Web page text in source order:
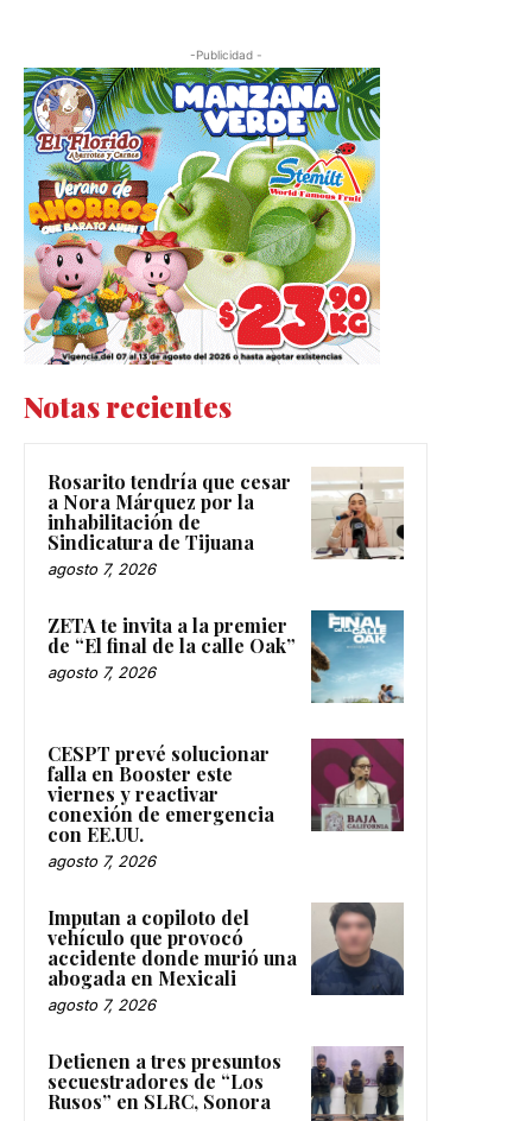
-Publicidad -
Notas recientes
Rosarito tendría que cesar
a Nora Márquez por la
inhabilitación de
Sindicatura de Tijuana
agosto 7, 2026
ZETA te invita a la premier
de “El final de la calle Oak”
agosto 7, 2026
CESPT prevé solucionar
falla en Booster este
viernes y reactivar
conexión de emergencia
con EE.UU.
agosto 7, 2026
Imputan a copiloto del
vehículo que provocó
accidente donde murió una
abogada en Mexicali
agosto 7, 2026
Detienen a tres presuntos
secuestradores de “Los
Rusos” en SLRC, Sonora